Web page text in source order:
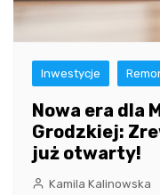
Inwestycje
Nowa era dla
Grodzkiej:
już otwarty!
Kamila Kalinowska